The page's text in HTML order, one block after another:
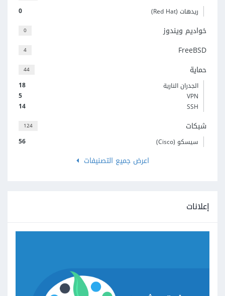
0 ريدهات (Red Hat)
0 خواديم ويندوز
4 FreeBSD
44 حماية
18
الجدران النارية
5
VPN
14
SSH
124 شبكات
56 سيسكو (Cisco)
اعرض جميع التصنيفات
إعلانات